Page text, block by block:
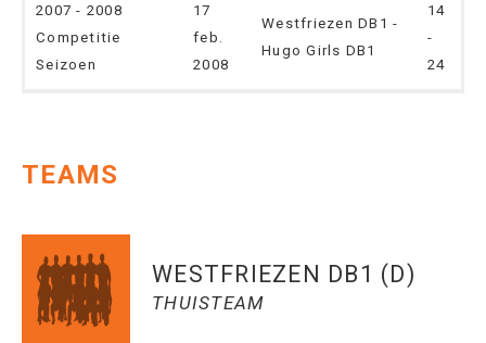
2007 - 2008
Competitie
Seizoen
17
feb.
2008
Westfriezen DB1 -
Hugo Girls DB1
14
-
24
TEAMS
WESTFRIEZEN DB1 (D)
THUISTEAM